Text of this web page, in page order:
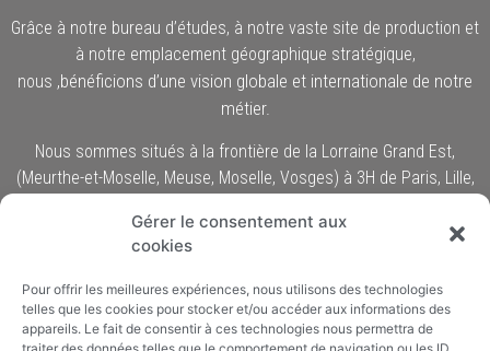
Gérer le consentement aux
cookies
Pour offrir les meilleures expériences, nous utilisons des technologies
telles que les cookies pour stocker et/ou accéder aux informations des
appareils. Le fait de consentir à ces technologies nous permettra de
Grâce à notre bureau d’études, à notre vaste site de production et
à notre emplacement géographique stratégique,
nous ,bénéficions d’une vision globale et internationale de notre
métier.
Nous sommes situés à la frontière de la Lorraine Grand Est,
(Meurthe-et-Moselle, Meuse, Moselle, Vosges) à 3H de Paris, Lille,
Strasbourg ou Liège. De nombreux projets sont développés pour
la Belgique, l’Allemagne, la France ou le Luxembourg.
©ROTOMADE : 4-5 ZAE Le Triangle Vert 5691 Ellange –